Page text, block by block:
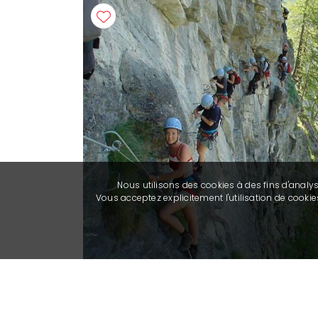
Nous utilisons des cookies à des fins
Vous acceptez explicitement l'utilisation de